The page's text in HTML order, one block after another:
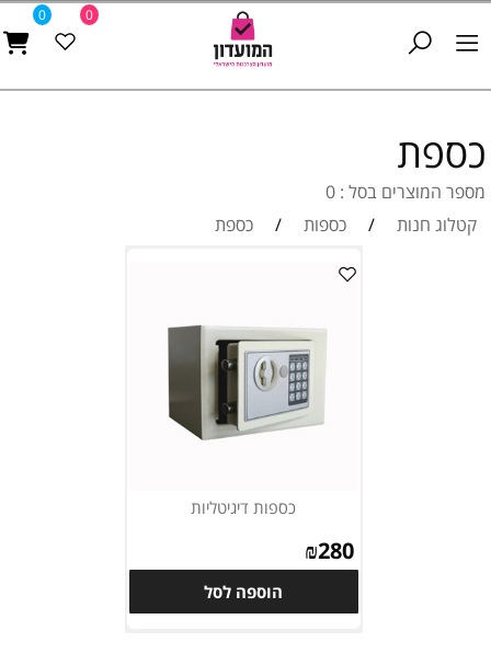
0 0
כספת
מספר המוצרים בסל : 0
קטלוג חנות
/ כספות / כספת
כספות דיגיטליות
₪280
הוספה לסל